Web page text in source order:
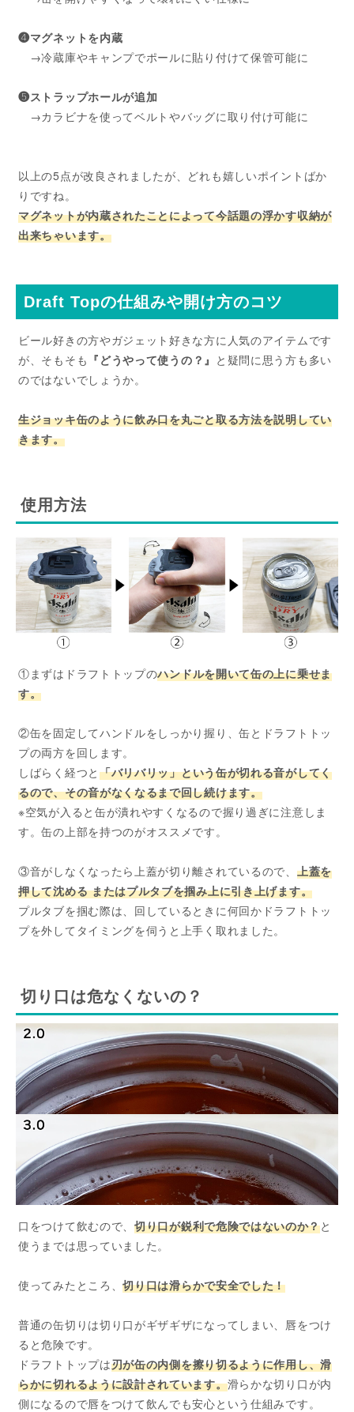
❹マグネットを内蔵
→冷蔵庫やキャンプでポールに貼り付けて保管可能に
❺ストラップホールが追加
→カラビナを使ってベルトやバッグに取り付け可能に
以上の5点が改良されましたが、どれも嬉しいポイントばか
りですね。
マグネットが内蔵されたことによって今話題の浮かす収納が
出来ちゃいます。
Draft Topの仕組みや開け方のコツ
ビール好きの方やガジェット好きな方に人気のアイテムです
が、そもそも 『どうやって使うの？』 と疑問に思う方も多い
のではないでしょうか。
生ジョッキ缶のように飲み口を丸ごと取る方法を説明してい
きます。
使用方法
①まずはドラフトトップのハンドルを開いて缶の上に乗せま
す。
②缶を固定してハンドルをしっかり握り、缶とドラフトトッ
プの両方を回します。
しばらく経つと 「バリバリッ」という缶が切れる音がしてく
るので、その音がなくなるまで回し続けます。
※空気が入ると缶が潰れやすくなるので握り過ぎに注意しま
す。缶の上部を持つのがオススメです。
③音がしなくなったら上蓋が切り離されているので、 上蓋を
押して沈める またはプルタブを掴み上に引き上げます。
プルタブを掴む際は、回しているときに何回かドラフトトッ
プを外してタイミングを伺うと上手く取れました。
切り口は危なくないの？
口をつけて飲むので、 切り口が鋭利で危険ではないのか？と
使うまでは思っていました。
使ってみたところ、切り口は滑らかで安全でした！
普通の缶切りは切り口がギザギザになってしまい、唇をつけ
ると危険です。
ドラフトトップは刃が缶の内側を擦り切るように作用し、滑
らかに切れるように設計されています。滑らかな切り口が内
側になるので唇をつけて飲んでも安心という仕組みです。